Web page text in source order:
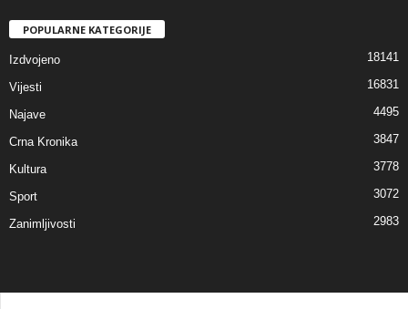
POPULARNE KATEGORIJE
Izdvojeno 18141
Vijesti 16831
Najave 4495
Crna Kronika 3847
Kultura 3778
Sport 3072
Zanimljivosti 2983